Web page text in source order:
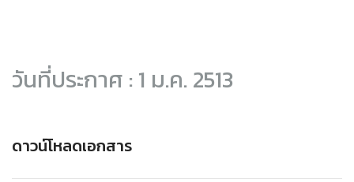
วันที่ประกาศ : 1 ม.ค. 2513
ดาวน์โหลดเอกสาร